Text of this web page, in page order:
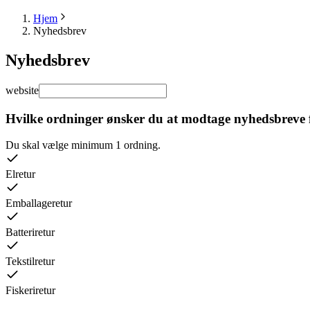
Hjem
Nyhedsbrev
Nyhedsbrev
website
Hvilke ordninger ønsker du at modtage nyhedsbreve
Du skal vælge minimum 1 ordning.
Elretur
Emballageretur
Batteriretur
Tekstilretur
Fiskeriretur